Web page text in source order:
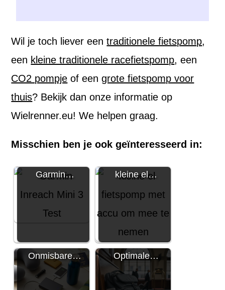
Wil je toch liever eentraditionele fietspomp,
een kleine traditionele racefietspomp, een
CO2 pompje of eengrote fietspomp voor
thuis? Bekijk dan onze informatie op
Wielrenner.eu! We helpen graag.
Misschien ben je ook geïnteresseerd in:
Garmin… kleine el…
Onmisbare… Optimale…